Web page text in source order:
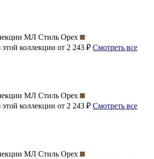
МЛ Стиль Орех
коллекции от 2 243 ₽ Смотреть все
МЛ Стиль Орех
коллекции от 2 243 ₽ Смотреть все
МЛ Стиль Орех